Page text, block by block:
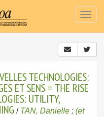
TECHNOLOGIES:
ET SENS = THE RISE
UTILITY,
/ TAN, Danielle ; (et